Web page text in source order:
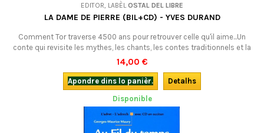
EDITOR, LABÈLOSTAL DEL LIBRE
LA DAME DE PIERRE (BIL+CD) - YVES DURAND
Comment Tor traverse 4500 ans pour retrouver celle qu'il aime...Un
conte qui revisite les mythes, les chants, les contes traditionnels et la
mémoire populaire. Pour tout public à partir de 10 ans, et les adultes y
prendront aussi beaucoup de plaisir !
14,00 €
Apondre dins lo panièr.
Detalhs
Disponible